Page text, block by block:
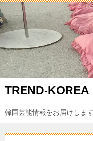
TREND-KOREA
韓国芸能情報をお届けします